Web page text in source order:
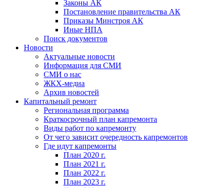
Законы АК
Постановление правительства АК
Приказы Минстроя АК
Иные НПА
Поиск документов
Новости
Актуальные новости
Информация для СМИ
СМИ о нас
ЖКХ-медиа
Архив новостей
Капитальный ремонт
Региональная программа
Краткосрочный план капремонта
Виды работ по капремонту
От чего зависит очередность капремонтов
Где идут капремонты
План 2020 г.
План 2021 г.
План 2022 г.
План 2023 г.